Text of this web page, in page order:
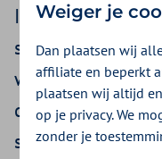
In de auto, op
serre zit. Het
wanneer je
dan de warmte
straling er dan
Weiger je
Dan plaatsen wij
affiliate en beperkt
plaatsen wij altijd
op je privacy. We
zonder je